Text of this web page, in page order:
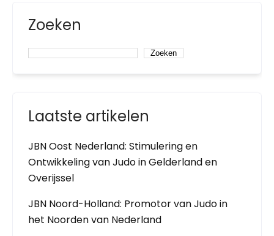
Zoeken
Zoeken
Laatste artikelen
JBN Oost Nederland: Stimulering en
Ontwikkeling van Judo in Gelderland en
Overijssel
JBN Noord-Holland: Promotor van Judo in
het Noorden van Nederland